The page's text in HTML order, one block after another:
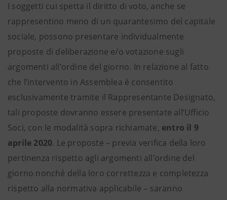
I soggetti cui spetta il diritto di voto, anche se
rappresentino meno di un quarantesimo del capitale
sociale, possono presentare individualmente
proposte di deliberazione e/o votazione sugli
argomenti all’ordine del giorno. In relazione al fatto
che l’intervento in Assemblea è consentito
esclusivamente tramite il Rappresentante Designato,
tali proposte dovranno essere presentate all’Ufficio
Soci, con le modalità sopra richiamate, entro il 9
aprile 2020. Le proposte – previa verifica della loro
pertinenza rispetto agli argomenti all’ordine del
giorno nonché della loro correttezza e completezza
rispetto alla normativa applicabile – saranno